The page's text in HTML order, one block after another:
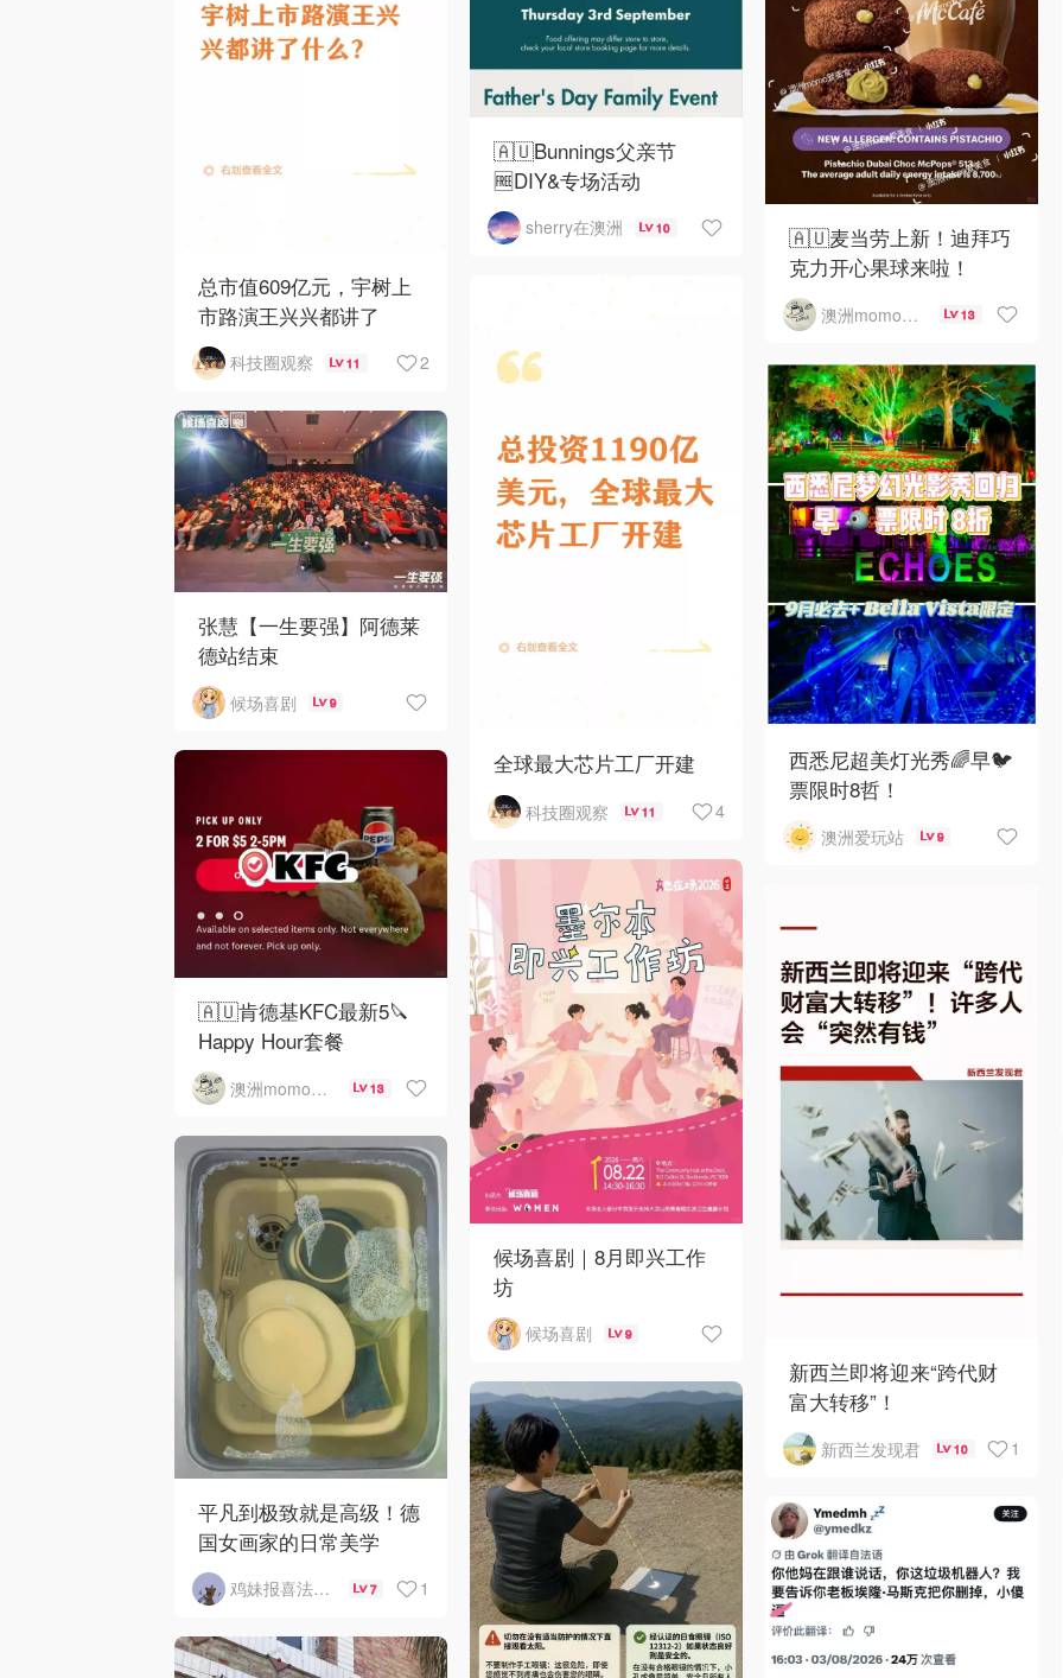
总市值609亿元，宇树上
市路演王兴兴都讲了
科技圈观察 11 2
🇦🇺Bunnings父亲节
🆓DIY&专场活动
sherry在澳洲 10
🇦🇺麦当劳上新！迪拜巧
克力开心果球来啦！
澳洲momo爱吃 13
全球最大芯片工厂开建
科技圈观察 11 4
西悉尼超美灯光秀🌈早🐦
票限时8哲！
澳洲爱玩站 9
张慧【一生要强】阿德莱
德站结束
候场喜剧 9
🇦🇺肯德基KFC最新5🔪
Happy Hour套餐
澳洲momo爱吃 13
候场喜剧｜8月即兴工作
坊
候场喜剧 9
新西兰即将迎来“跨代财
富大转移”！
新西兰发现君 10 1
平凡到极致就是高级！德
国女画家的日常美学
鸡妹报喜法国实用信息版 7 1